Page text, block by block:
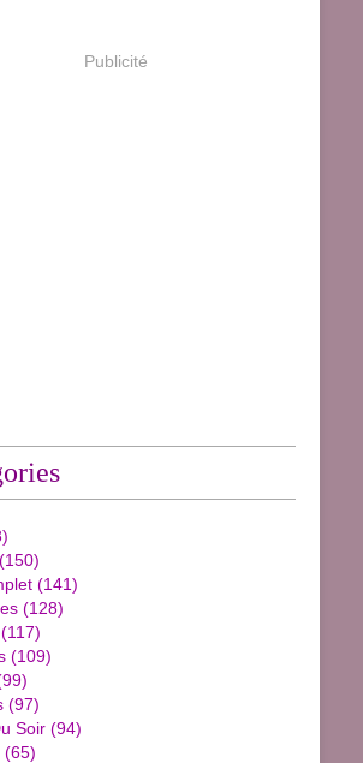
Publicité
(150)
(141)
(128)
(117)
(109)
(97)
Soir (94)
(65)